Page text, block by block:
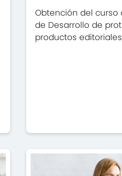
Obtención del
de Desarrollo de
productos